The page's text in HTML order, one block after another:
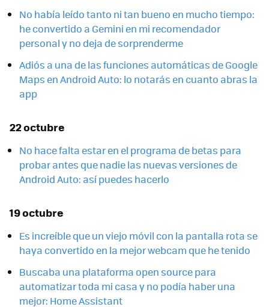
No había leído tanto ni tan bueno en mucho tiempo:
he convertido a Gemini en mi recomendador
personal y no deja de sorprenderme
Adiós a una de las funciones automáticas de Google
Maps en Android Auto: lo notarás en cuanto abras la
app
22 octubre
No hace falta estar en el programa de betas para
probar antes que nadie las nuevas versiones de
Android Auto: así puedes hacerlo
19 octubre
Es increíble que un viejo móvil con la pantalla rota se
haya convertido en la mejor webcam que he tenido
Buscaba una plataforma open source para
automatizar toda mi casa y no podía haber una
mejor: Home Assistant